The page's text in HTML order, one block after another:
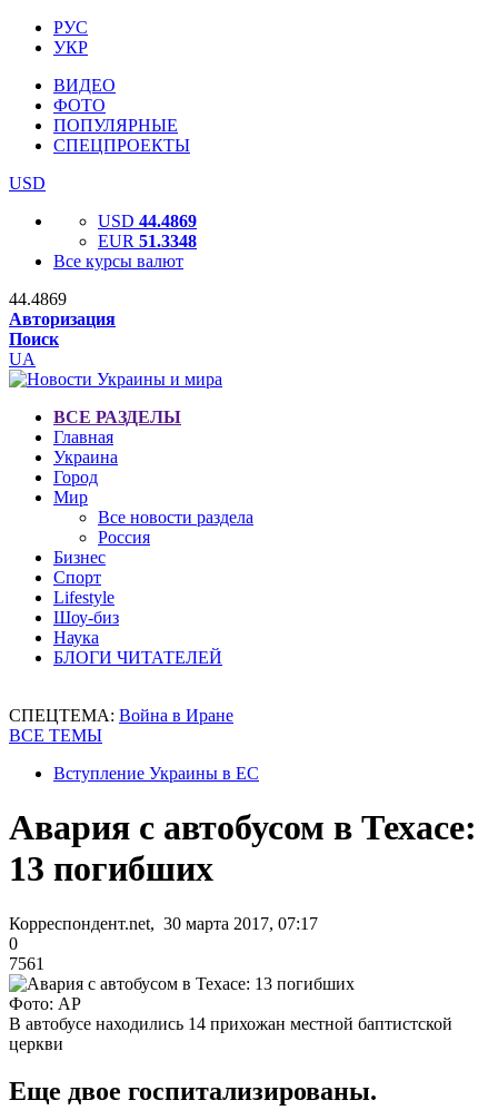
РУС
УКР
ВИДЕО
ФОТО
ПОПУЛЯРНЫЕ
СПЕЦПРОЕКТЫ
USD
USD 44.4869
EUR 51.3348
Все курсы валют
44.4869
Авторизация
Поиск
UA
ВСЕ РАЗДЕЛЫ
Главная
Украина
Город
Мир
Все новости раздела
Россия
Бизнес
Спорт
Lifestyle
Шоу-биз
Наука
БЛОГИ ЧИТАТЕЛЕЙ
СПЕЦТЕМА: Война в Иране
ВСЕ ТЕМЫ
Вступление Украины в ЕС
Авария с автобусом в Техасе:
13 погибших
Корреспондент.net, 30 марта 2017, 07:17
0
7561
Фото: AP
В автобусе находились 14 прихожан местной баптистской
церкви
Еще двое госпитализированы.